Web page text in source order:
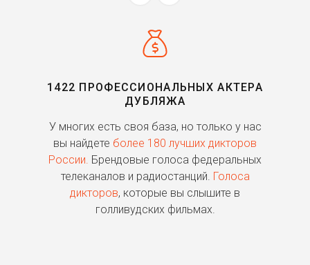
1422 ПРОФЕССИОНАЛЬНЫХ АКТЕРА
ДУБЛЯЖА
У многих есть своя база, но только у нас
вы найдете более 180 лучших дикторов
России. Брендовые голоса федеральных
телеканалов и радиостанций. Голоса
дикторов, которые вы слышите в
голливудских фильмах.